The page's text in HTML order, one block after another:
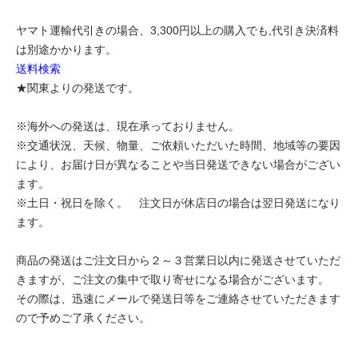
ヤマト運輸代引きの場合、3,300円以上の購入でも,代引き決済料
は別途かかります。
送料検索
★関東よりの発送です。
※海外への発送は、現在承っておりません。
※交通状況、天候、物量、ご依頼いただいた時間、地域等の要因
により、お届け日が異なることや当日発送できない場合がござい
ます。
※土日・祝日を除く。 注文日が休店日の場合は翌日発送になり
ます。
商品の発送はご注文日から２～３営業日以内に発送させていただ
きますが、ご注文の集中で取り寄せになる場合がございます。
その際は、迅速にメールで発送日等をご連絡させていただきます
ので予めご了承ください。